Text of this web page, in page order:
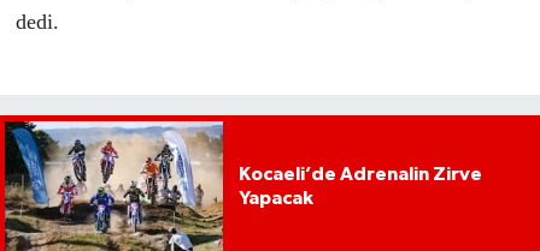
dedi.
Kocaeli’de Adrenalin Zirve
Yapacak